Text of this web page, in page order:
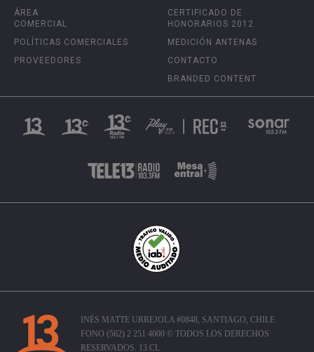
ÁREA
COMERCIAL
POLÍTICAS COMERCIALES
PROVEEDORES
CERTIFICADO DE
HONORARIOS 2012
MEDICIÓN ANTENAS
CONTACTO
BRANDED CONTENT
INÉS MATTE URREJOLA #0848, SANTIAGO, CHILE
FONO (562) 2 251 4000 © TODOS LOS DERECHOS
RESERVADOS. 13.CL